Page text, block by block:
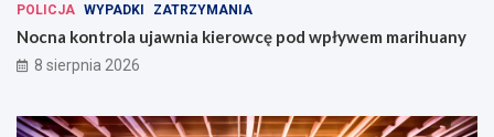
POLICJA WYPADKI ZATRZYMANIA
Nocna kontrola ujawnia kierowcę pod wpływem marihuany
8 sierpnia 2026